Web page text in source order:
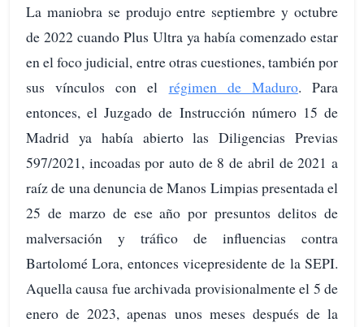
La maniobra se produjo entre septiembre y octubre
de 2022 cuando Plus Ultra ya había comenzado estar
en el foco judicial, entre otras cuestiones, también por
sus vínculos con el régimen de Maduro. Para
entonces, el Juzgado de Instrucción número 15 de
Madrid ya había abierto las Diligencias Previas
597/2021, incoadas por auto de 8 de abril de 2021 a
raíz de una denuncia de Manos Limpias presentada el
25 de marzo de ese año por presuntos delitos de
malversación y tráfico de influencias contra
Bartolomé Lora, entonces vicepresidente de la SEPI.
Aquella causa fue archivada provisionalmente el 5 de
enero de 2023, apenas unos meses después de la